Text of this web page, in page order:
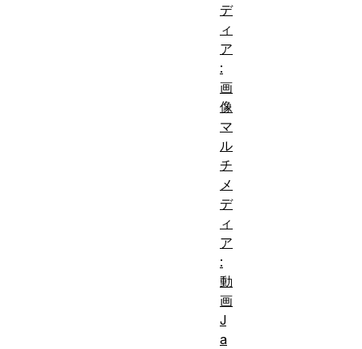
前
提
条
件:
デ
ィ
ア
:
画
像
マ
ル
チ
メ
デ
ィ
ア
:
動
画
J
a